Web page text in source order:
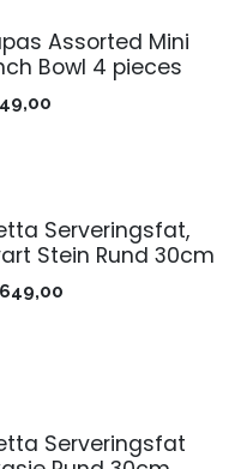
Assorted Mini
Bowl 4 pieces
49,00
Serveringsfat,
Stein Rund 30cm
649,00
Serveringsfat